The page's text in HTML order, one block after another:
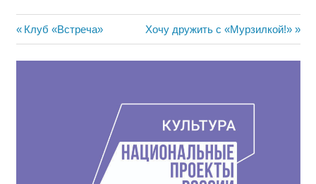
Навигация
по
Предыдущая
запись:
Клуб «Встреча»
Следующая
запись:
Хочу дружить с «Мурзилкой!»